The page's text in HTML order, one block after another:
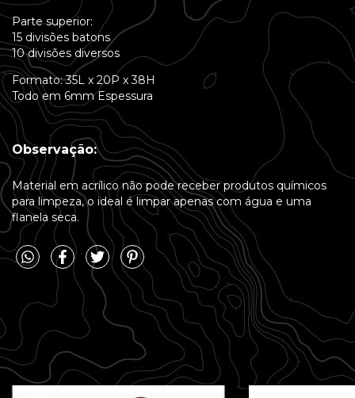
Parte superior:
15 divisões batons
10 divisões diversos
Formato: 35L x 20P x 38H
Todo em 6mm Espessura
Observação:
Material em acrílico não pode receber produtos químicos
para limpeza, o ideal é limpar apenas com água e uma
flanela seca.